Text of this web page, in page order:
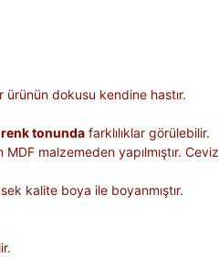
ürünün dokusu kendine hastır.
renk tonunda farklılıklar görülebilir.
malzemeden yapılmıştır. Ceviz
kalite boya ile boyanmıştır.